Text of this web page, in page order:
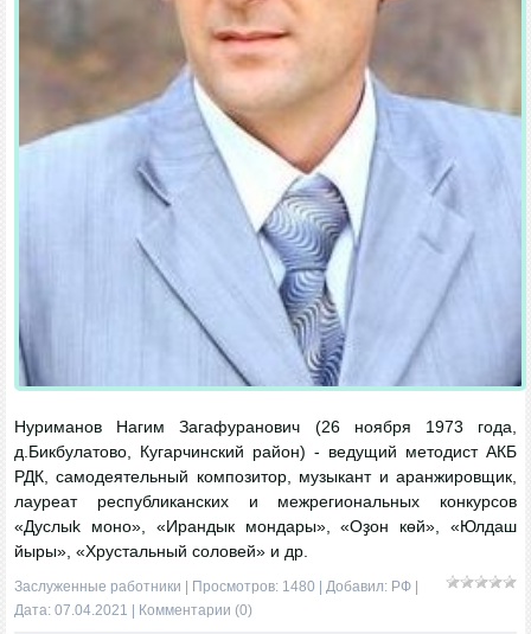
Нуриманов Нагим Загафуранович (26 ноября 1973 года,
д.Бикбулатово, Кугарчинский район) - ведущий методист АКБ
РДК, самодеятельный композитор, музыкант и аранжировщик,
лауреат республиканских и межрегиональных конкурсов
«Дуслыk моно», «Ирандык мондары», «Оҙон көй», «Юлдаш
йыры», «Хрустальный соловей» и др.
Заслуженные работники | Просмотров: 1480 | Добавил: РФ
Дата: 07.04.2021 Комментарии (0)